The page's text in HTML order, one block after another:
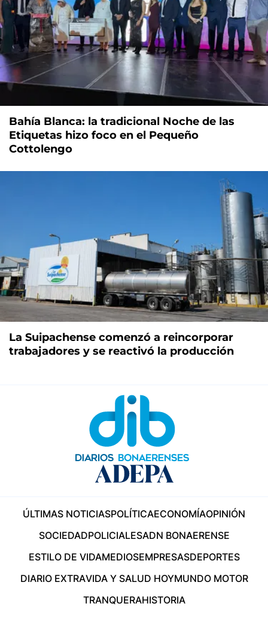
Bahía Blanca: la tradicional Noche de las
Etiquetas hizo foco en el Pequeño
Cottolengo
La Suipachense comenzó a reincorporar
trabajadores y se reactivó la producción
ÚLTIMAS NOTICIASPOLÍTICAECONOMÍAOPINIÓN
SOCIEDADPOLICIALESADN BONAERENSE
ESTILO DE VIDAMEDIOSEMPRESASDEPORTES
DIARIO EXTRAVIDA Y SALUD HOYMUNDO MOTOR
TRANQUERAHISTORIA